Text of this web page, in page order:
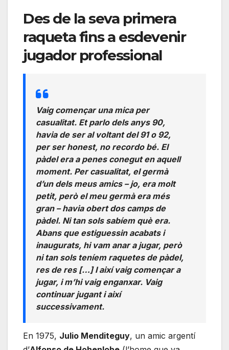
Des de la seva primera
raqueta fins a esdevenir
jugador professional
Vaig començar una mica per
casualitat. Et parlo dels anys 90,
havia de ser al voltant del 91 o 92,
per ser honest, no recordo bé. El
pàdel era a penes conegut en aquell
moment. Per casualitat, el germà
d’un dels meus amics – jo, era molt
petit, però el meu germà era més
gran – havia obert dos camps de
pàdel. Ni tan sols sabíem què era.
Abans que estiguessin acabats i
inaugurats, hi vam anar a jugar, però
ni tan sols teníem raquetes de pàdel,
res de res […] I així vaig començar a
jugar, i m’hi vaig enganxar. Vaig
continuar jugant i així
successivament.
En 1975, Julio Menditeguy, un amic argentí